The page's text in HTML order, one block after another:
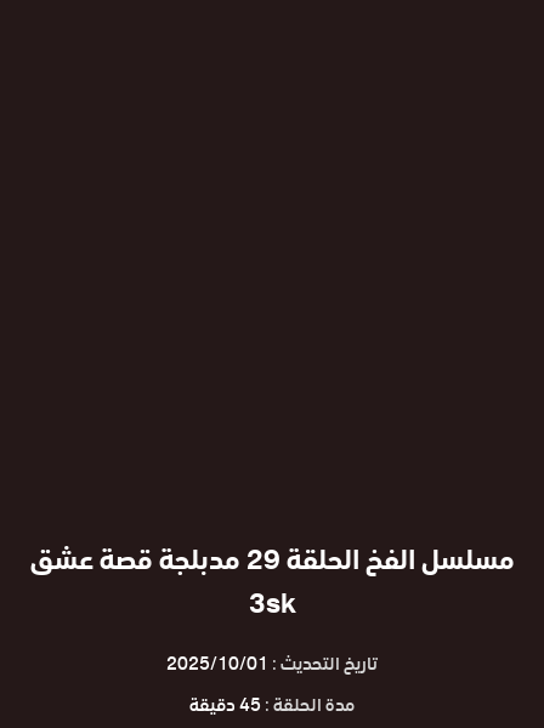
مسلسل الفخ الحلقة 29 مدبلجة قصة عشق
3sk
تاريخ التحديث : 2025/10/01
مدة الحلقة :45 دقيقة